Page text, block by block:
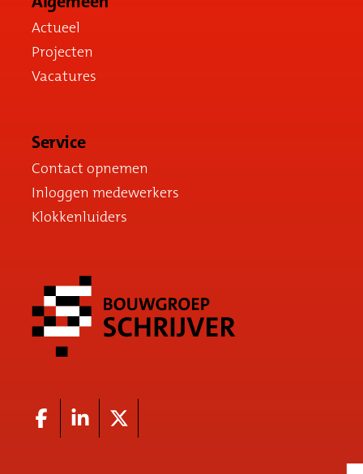
Actueel
Projecten
Vacatures
Service
Contact opnemen
Inloggen medewerkers
Klokkenluiders